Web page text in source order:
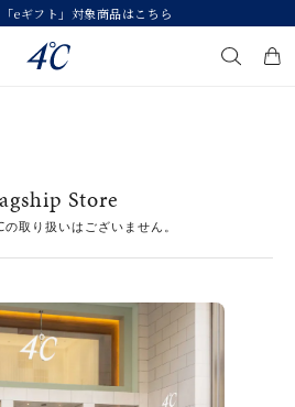
eギフト」対象商品はこちら
リング
#エタニティ
#eギフト
すべてのジュエリー
Store
取り扱いはございません。